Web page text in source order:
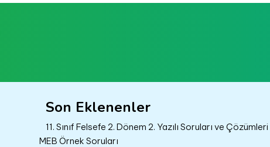
Son Eklenenler
11. Sınıf Felsefe 2. Dönem 2. Yazılı Soruları ve
MEB Örnek Soruları